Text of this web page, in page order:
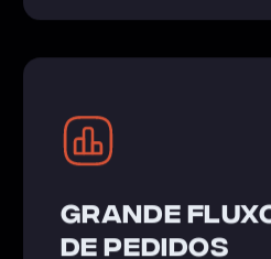
grande
de pedidos